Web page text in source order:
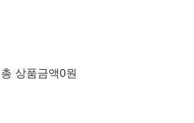
총 상품금액0원